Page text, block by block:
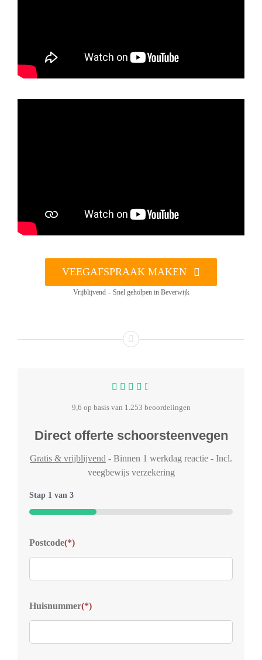
VEEGAFSPRAAK MAKEN
Vrijblijvend – Snel geholpen in Beverwijk
9,6 op basis van 1.253 beoordelingen
Direct offerte schoorsteenvegen
Gratis & vrijblijvend - Binnen 1 werkdag reactie - Incl.
veegbewijs verzekering
Stap 1 van 3
33%
Postcode(*)
Huisnummer(*)